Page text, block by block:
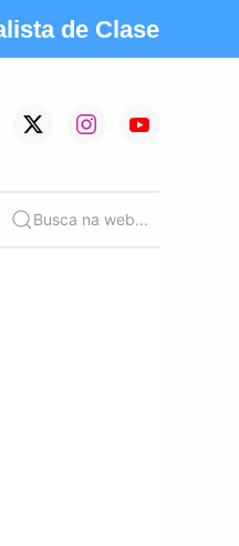
de Clase
Busca na web...